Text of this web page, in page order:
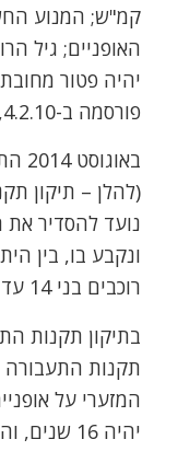
קמ"ש; המנוע
יהיה פטור
פורסמה ב-4.2.10, ותוקפה פג ב-4.3.11.
נועד להסדיר את
ונקבע בו, בין
רוכבים בני 14 עד 16 יהיה בשבילי אופניים בלבד.
המזערי על
יהיה 16 שנים, והוסדר השימוש בגלגינוע.